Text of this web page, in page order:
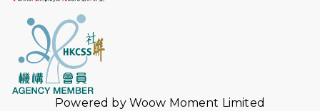
2023-02-01
2023-02-01
三集 信心領跑
Powered by Woow Moment Limited